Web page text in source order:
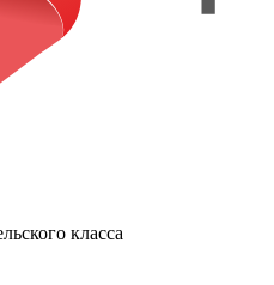
класса